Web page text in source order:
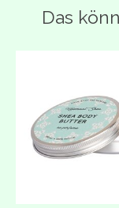
Das
Produkt-